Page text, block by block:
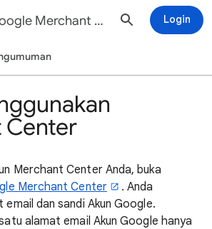
Bantuan Google Merchant Center Login
Center
Merchant Center Anda, buka
Merchant Center
. Anda
email dan sandi Akun Google.
alamat email Akun Google hanya